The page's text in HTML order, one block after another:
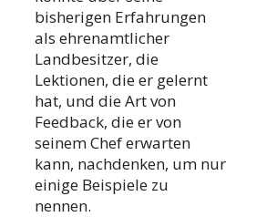
bisherigen Erfahrungen
als ehrenamtlicher
Landbesitzer, die
Lektionen, die er gelernt
hat, und die Art von
Feedback, die er von
seinem Chef erwarten
kann, nachdenken, um nur
einige Beispiele zu
nennen.